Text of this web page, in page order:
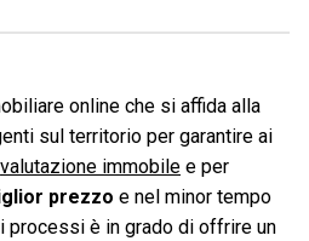
online che si affida alla
sul territorio per garantire ai
valutazione immobile e per
prezzo e nel minor tempo
processi è in grado di offrire un